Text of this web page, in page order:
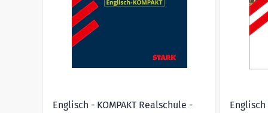
MindCards hier kostenlos testen
Englisch - KOMPAKT Realschule -
Englisch